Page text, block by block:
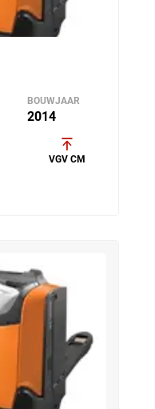
BOUWJAAR
2014
VGV CM